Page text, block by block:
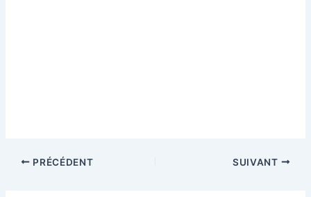
PRÉCÉDENT SUIVANT